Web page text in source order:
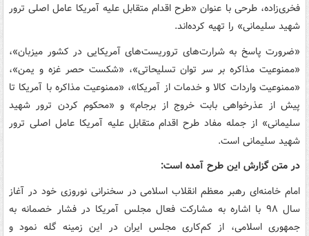
فخری‌زاده، طرحی با عنوان «طرح اقدام متقابل علیه آمریکا عامل اصلی ترور
شهید سلیمانی» را تهیه کرده‌اند.
«ضرورت پاسخ به شرارت‌های تروریست‌های آمریکایی در کشور میزبان»،
«ممنوعیت مذاکره بر سر توان تسلیحاتی»، «شکست حصر غزه و یمن»،
«ممنوعیت واردات کالا و خدمات از آمریکا»، «ممنوعیت مذاکره با آمریکا تا
پیش از عذرخواهی بابت خروج از برجام» و «محکوم کردن ترور شهید
سلیمانی» از جمله مفاد طرح اقدام متقابل علیه آمریکا عامل اصلی ترور
شهید سلیمانی است.
در متن گزارش این طرح آمده است:
امام خامنه‌ای رهبر معظم انقلاب اسلامی در سخنرانی نوروزی خود در آغاز
سال ۹۸ با اشاره به مشارکت فعال مجلس آمریکا در فشار خصمانه به
جمهوری اسلامی، از کم‌کاری مجلس ایران در این زمینه گله نمود و